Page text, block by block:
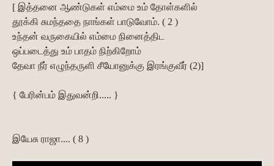
[ இத்தனை ஆண்டுகள் எம்மை உம் தோள்களில்
தூக்கி சுமந்ததை நாங்கள் பாடுவோம். ( 2 )
உந்தன் வருகையில் எம்மை நினைத்திட
ஒப்படைத்து உம் பாதம் நிற்கிறோம்
தேவா நீர் எழுந்தருளி சீயோனுக்கு இரங்குவீர் (2)]
{ பேரின்பம் இதுவன்றி..... }
இயேசு ராஜா.... ( 8 )